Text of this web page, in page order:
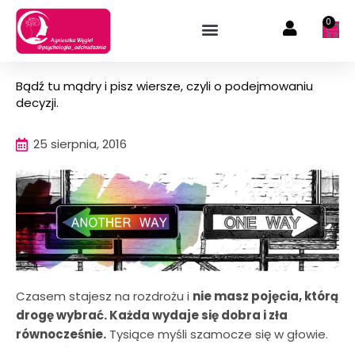
Przejdź
treści
0
Bądź tu mądry i pisz wiersze, czyli o podejmowaniu
decyzji.
25 sierpnia, 2016
Czasem stajesz na rozdrożu i nie masz pojęcia, którą
drogę wybrać. Każda wydaje się dobra i zła
równocześnie. Tysiące myśli szamocze się w głowie.